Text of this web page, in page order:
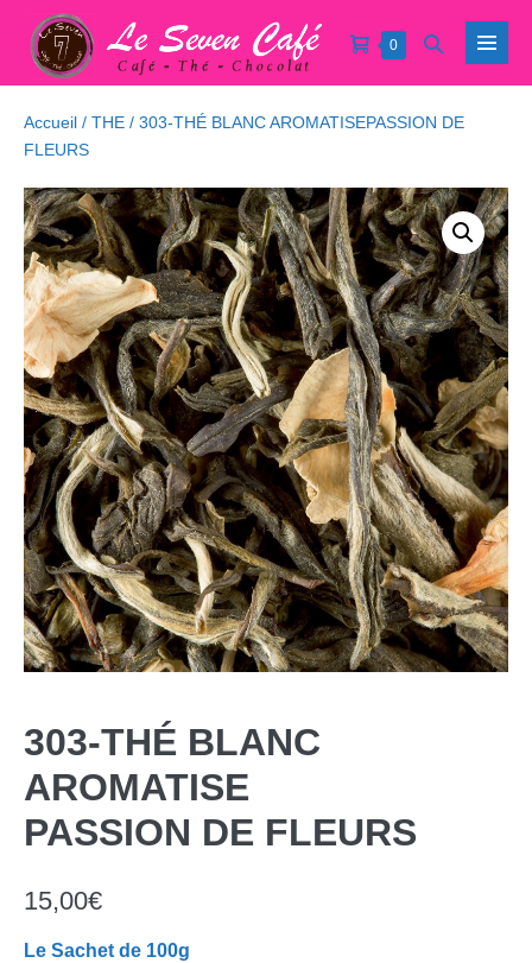
Sauter
contenu
Panier
0Éléments
le
panier
Basculer
Accueil / THE / 303-THÉ BLANC AROMATISEPASSION DE
FLEURS
303-THÉ BLANC
AROMATISE
PASSION DE FLEURS
15,00€
Le Sachet de 100g